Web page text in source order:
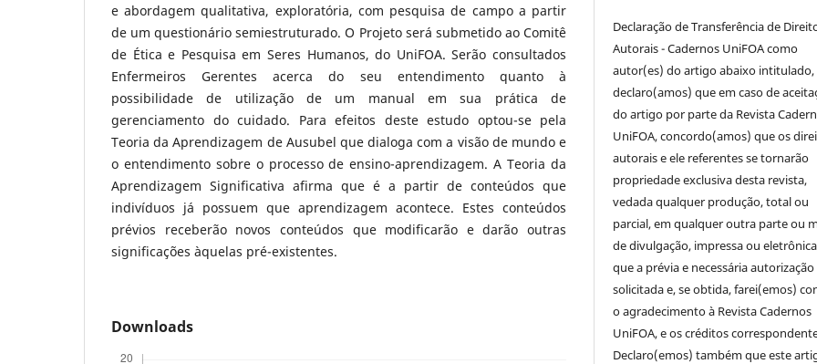
e abordagem qualitativa, exploratória, com pesquisa de campo a partir
de um questionário semiestruturado. O Projeto será submetido ao Comitê
de Ética e Pesquisa em Seres Humanos, do UniFOA. Serão consultados
Enfermeiros Gerentes acerca do seu entendimento quanto à
possibilidade de utilização de um manual em sua prática de
gerenciamento do cuidado. Para efeitos deste estudo optou-se pela
Teoria da Aprendizagem de Ausubel que dialoga com a visão de mundo e
o entendimento sobre o processo de ensino-aprendizagem. A Teoria da
Aprendizagem Significativa afirma que é a partir de conteúdos que
indivíduos já possuem que aprendizagem acontece. Estes conteúdos
prévios receberão novos conteúdos que modificarão e darão outras
significações àquelas pré-existentes.
Downloads
Declaração de Transferência de
Autorais - Cadernos UniFOA como
autor(es) do artigo abaixo intitulado,
declaro(amos) que em caso de
do artigo por parte da Revista
UniFOA, concordo(amos) que os
autorais e ele referentes se tornarão
propriedade exclusiva desta revista,
vedada qualquer produção, total ou
parcial, em qualquer outra parte ou
de divulgação, impressa ou
que a prévia e necessária autorização
solicitada e, se obtida, farei(emos)
o agradecimento à Revista Cadernos
UniFOA, e os créditos
Declaro(emos) também que este